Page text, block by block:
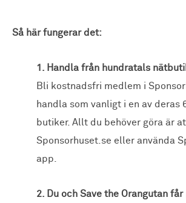
Så här fungerar det:
1. Handla från hundratals
Bli kostnadsfri medlem i
handla som vanligt i en av deras
butiker. Allt du behöver göra är
Sponsorhuset.se eller använda
app.
2. Du och Save the Orangutan